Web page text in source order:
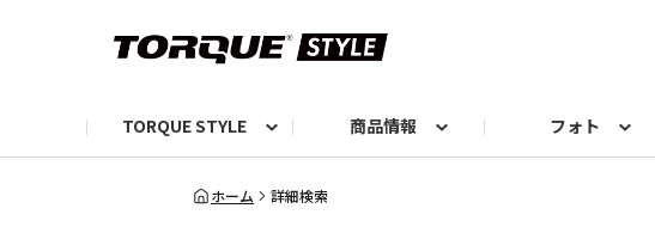
TORQUE STYLE
お知らせ TORQUIZ【投票企画】
商品情報
TORQUEニュース
フォト
TORQUEフォト
自己紹介しよう
編集部の日常フォト
ホーム 詳細検索